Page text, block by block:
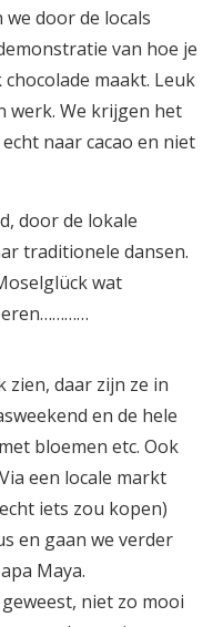
door de locals
van hoe je
maakt. Leuk
werk. We krijgen het
naar cacao en niet
door de lokale
traditionele dansen.
wat
zien, daar zijn ze in
en de hele
bloemen etc. Ook
een locale markt
iets zou kopen)
en gaan we verder
Maya.
niet zo mooi